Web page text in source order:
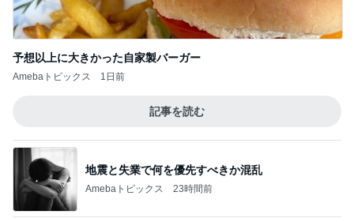
予想以上に大きかった自家製バーガー
Amebaトピックス 1日前
記事を読む
地震と失業で何を優先すべきか混乱
Amebaトピックス 23時間前